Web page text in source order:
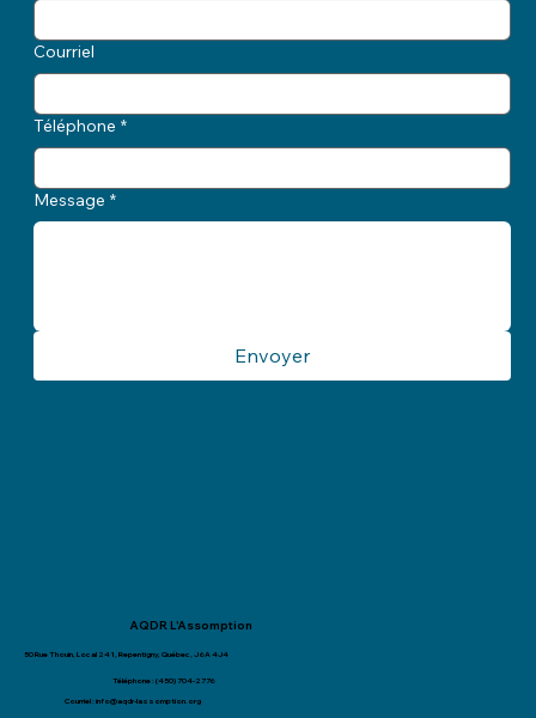
AQDR L'Assomption
50 Rue Thouin, Local 241, Repentigny, Québec, J6A 4J4
Téléphone : (450) 704-2776
Courriel : info@aqdr-lassomption.org
Courriel
Téléphone *
Message *
Envoyer